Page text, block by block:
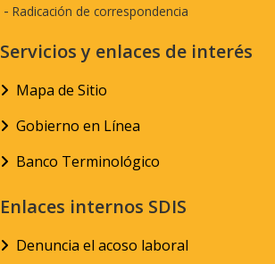
- Radicación de correspondencia
Servicios y enlaces de interés
Mapa de Sitio
Gobierno en Línea
Banco Terminológico
Enlaces internos SDIS
Denuncia el acoso laboral